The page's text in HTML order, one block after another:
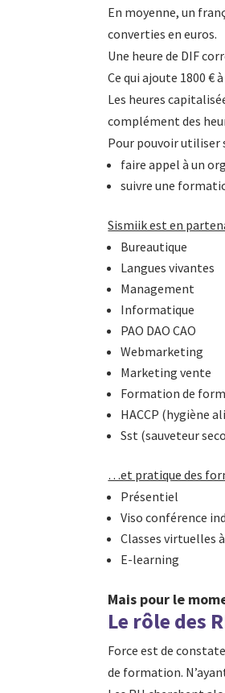
En moyenne, un
converties en euros.
Une heure de DIF
Ce qui ajoute 1800 €
Les heures
complément des
Pour pouvoir utiliser
faire appel à un
suivre une
Sismiik est en
Bureautique
Langues vivantes
Management
Informatique
PAO DAO CAO
Webmarketing
Marketing vente
Formation de
HACCP (hygiène
Sst (sauveteur
…et pratique des
Présentiel
Viso conférence
Classes virtuelles
E-learning
Mais pour le
Le rôle des
Force est de
de formation.